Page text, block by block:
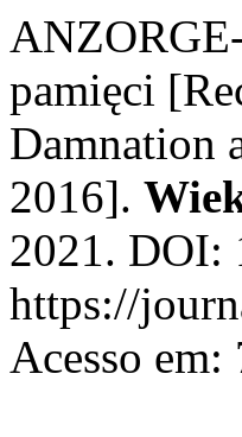
pamięci
Damnation
2016].
2021. DOI:
https://
Acesso em: